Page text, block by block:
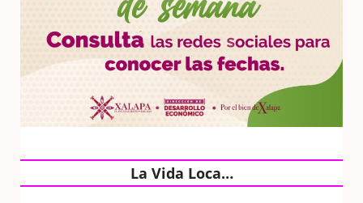
La Vida Loca…